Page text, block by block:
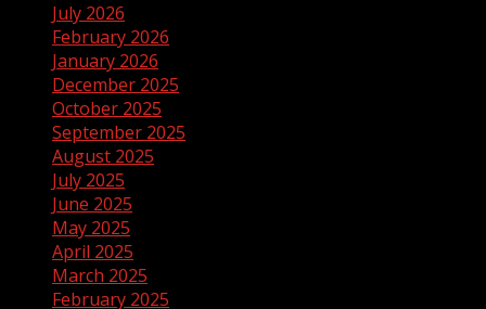
July 2026
February 2026
January 2026
December 2025
October 2025
September 2025
August 2025
July 2025
June 2025
May 2025
April 2025
March 2025
February 2025